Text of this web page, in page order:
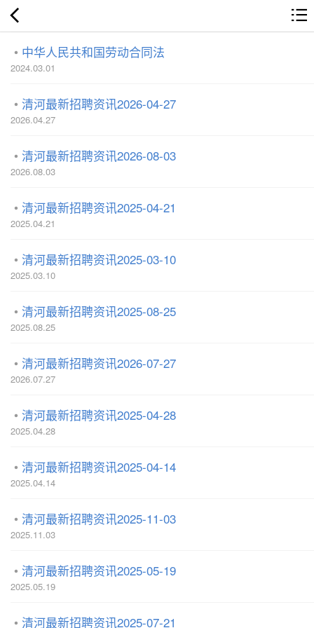
中华人民共和国劳动合同法
2024.03.01
清河最新招聘资讯2026-04-27
2026.04.27
清河最新招聘资讯2026-08-03
2026.08.03
清河最新招聘资讯2025-04-21
2025.04.21
清河最新招聘资讯2025-03-10
2025.03.10
清河最新招聘资讯2025-08-25
2025.08.25
清河最新招聘资讯2026-07-27
2026.07.27
清河最新招聘资讯2025-04-28
2025.04.28
清河最新招聘资讯2025-04-14
2025.04.14
清河最新招聘资讯2025-11-03
2025.11.03
清河最新招聘资讯2025-05-19
2025.05.19
清河最新招聘资讯2025-07-21